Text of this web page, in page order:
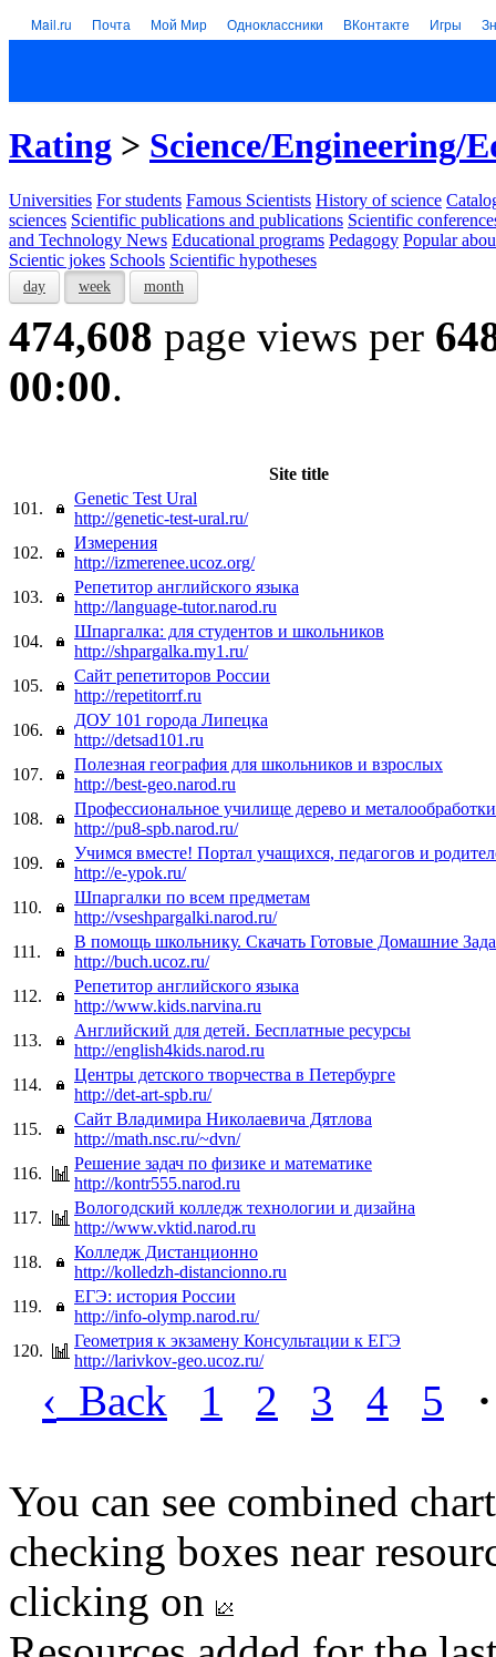
Mail.ru Почта Мой Мир Одноклассники ВКонтакте Игры
Rating > Science/Engineering/
Universities For students Famous Scientists History of science
sciences Scientific publications and publications Scientific
and Technology News Educational programs Pedagogy Popular
Scientic jokes Schools Scientific hypotheses
day week month
474,608 page views per
00:00.
Site title
101.
Genetic Test Ural
http://genetic-test-ural.ru/
102.
Измерения
http://izmerenee.ucoz.org/
103.
Репетитор английского языка
http://language-tutor.narod.ru
104.
Шпаргалка: для студентов и школьников
http://shpargalka.my1.ru/
105.
Сайт репетиторов России
http://repetitorrf.ru
106.
ДОУ 101 города Липецка
http://detsad101.ru
107.
Полезная география для школьников и взрослых
http://best-geo.narod.ru
108.
Профессиональное училище дерево и
http://pu8-spb.narod.ru/
109.
Учимся вместе! Портал учащихся, педагогов и
http://e-ypok.ru/
110.
Шпаргалки по всем предметам
http://vseshpargalki.narod.ru/
111.
В помощь школьнику. Скачать Готовые Домашние
http://buch.ucoz.ru/
112.
Репетитор английского языка
http://www.kids.narvina.ru
113.
Английский для детей. Бесплатные ресурсы
http://english4kids.narod.ru
114.
Центры детского творчества в Петербурге
http://det-art-spb.ru/
115.
Сайт Владимира Николаевича Дятлова
http://math.nsc.ru/~dvn/
116.
Решение задач по физике и математике
http://kontr555.narod.ru
117.
Вологодский колледж технологии и дизайна
http://www.vktid.narod.ru
118.
Колледж Дистанционно
http://kolledzh-distancionno.ru
119.
ЕГЭ: история России
http://info-olymp.narod.ru/
120.
Геометрия к экзамену Консультации к ЕГЭ
http://larivkov-geo.ucoz.ru/
‹ Back 1 2 3 4 5
You can see combined
checking boxes near
clicking on